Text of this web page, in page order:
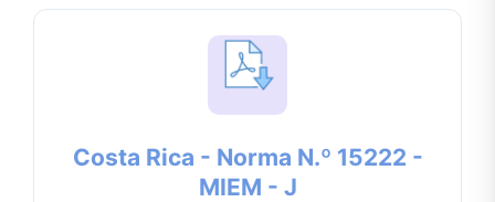
Costa Rica - Norma N.º 15222 -
MIEM - J